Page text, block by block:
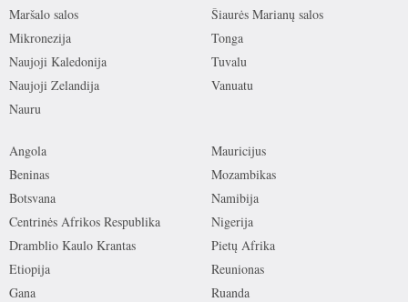
Maršalo salos
Mikronezija
Naujoji Kaledonija
Naujoji Zelandija
Nauru
Šiaurės Marianų salos
Tonga
Tuvalu
Vanuatu
Angola
Beninas
Botsvana
Centrinės Afrikos Respublika
Dramblio Kaulo Krantas
Etiopija
Gana
Mauricijus
Mozambikas
Namibija
Nigerija
Pietų Afrika
Reunionas
Ruanda